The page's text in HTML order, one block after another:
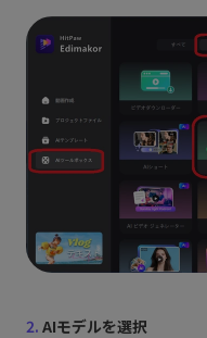
2. AIモデルを選択